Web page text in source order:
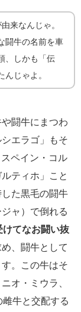
来なんじゃ。
闘牛の名前を車
、しかも「伝
んじゃよ。
闘牛にまつわ
エラゴ」もそ
ペイン・コル
ティホ」こと
た黒毛の闘牛
ャ）で倒れる
てなお闘い抜
、闘牛として
。この牛はそ
オ・ミウラ、
牛と交配する